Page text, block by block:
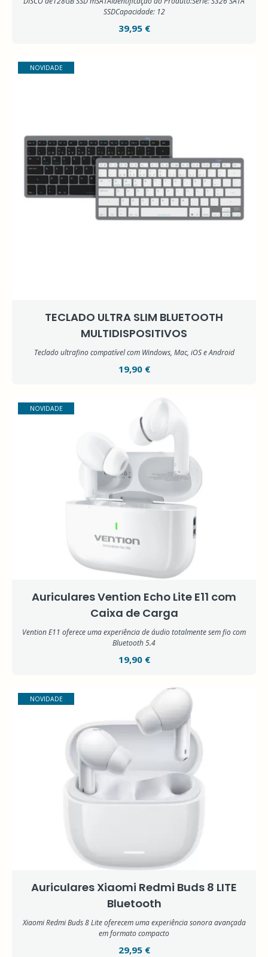
SSDCapacidade: 12
39,95 €
NOVIDADE
TECLADO ULTRA SLIM BLUETOOTH
MULTIDISPOSITIVOS
Teclado ultrafino compatível com Windows, Mac, iOS e Android
19,90 €
NOVIDADE
Auriculares Vention Echo Lite E11 com
Caixa de Carga
Vention E11 oferece uma experiência de áudio totalmente sem fio com
Bluetooth 5.4
19,90 €
NOVIDADE
Auriculares Xiaomi Redmi Buds 8 LITE
Bluetooth
Xiaomi Redmi Buds 8 Lite oferecem uma experiência sonora avançada
em formato compacto
29,95 €